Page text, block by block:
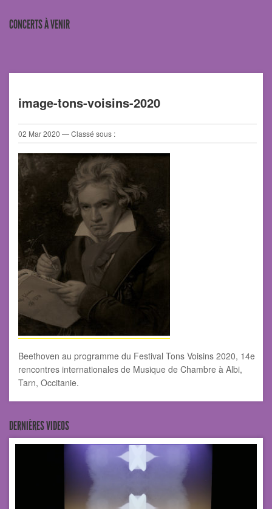
CONCERTS À VENIR
image-tons-voisins-2020
02 Mar2020 — Classé sous :
Beethoven au programme du Festival Tons Voisins 2020, 14e
rencontres internationales de Musique de Chambre à Albi,
Tarn, Occitanie.
DERNIÈRES VIDEOS